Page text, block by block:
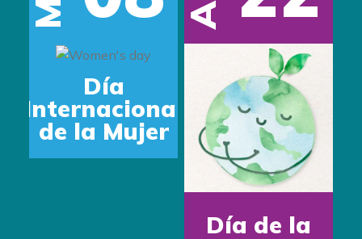
Día
Internacional
de la Mujer
Día de la